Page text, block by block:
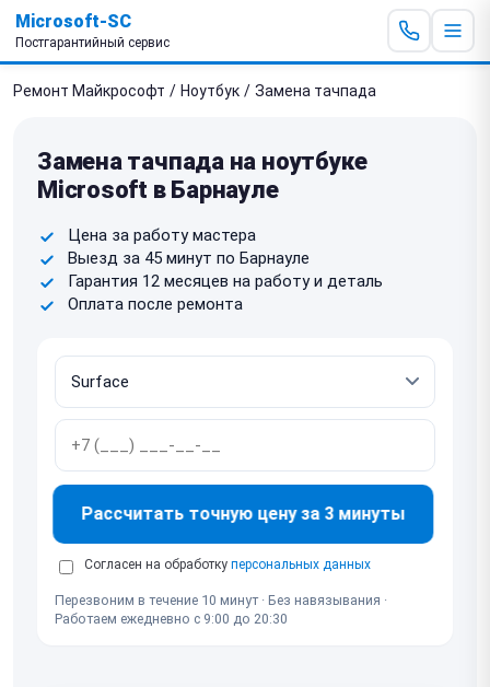
Microsoft-SC
Постгарантийный сервис
Ремонт Майкрософт / Ноутбук / Замена тачпада
Замена тачпада на ноутбуке
Microsoft в Барнауле
Цена за работу мастера
Выезд за 45 минут по Барнауле
Гарантия 12 месяцев на работу и деталь
Оплата после ремонта
Рассчитать точную цену за 3 минуты
Согласен на обработку персональных данных
Перезвоним в течение 10 минут · Без навязывания ·
Работаем ежедневно с 9:00 до 20:30